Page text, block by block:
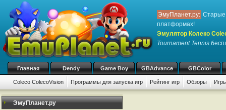
ЭмуПланет.ру: Старые
платформах!
Эмулятор Колеко
Tournament Tennis
Главная Dendy Game Boy GBAdvance GBColor
Coleco ColecoVision Программы для запуска игр Рейтинг игр Обзоры
ЭмуПланет.ру